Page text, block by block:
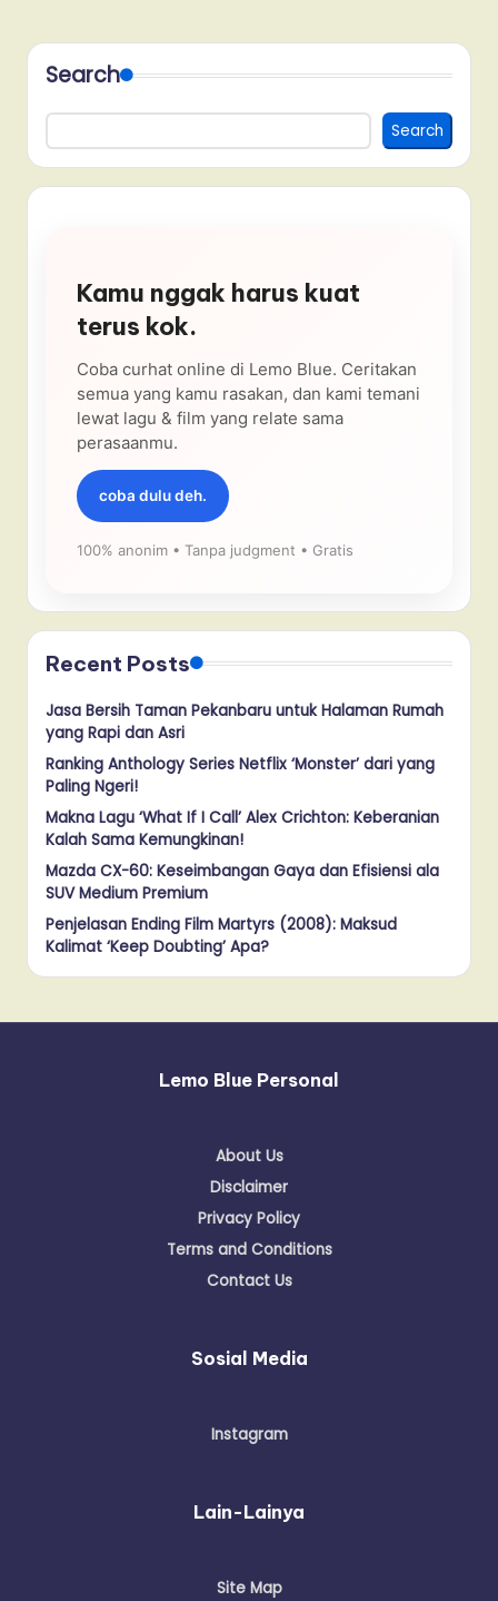
Search
Search
Kamu nggak harus kuat
terus kok.
Coba curhat online di Lemo Blue. Ceritakan
semua yang kamu rasakan, dan kami temani
lewat lagu & film yang relate sama
perasaanmu.
coba dulu deh.
100% anonim • Tanpa judgment • Gratis
Recent Posts
Jasa Bersih Taman Pekanbaru untuk Halaman Rumah
yang Rapi dan Asri
Ranking Anthology Series Netflix ‘Monster’ dari yang
Paling Ngeri!
Makna Lagu ‘What If I Call’ Alex Crichton: Keberanian
Kalah Sama Kemungkinan!
Mazda CX-60: Keseimbangan Gaya dan Efisiensi ala
SUV Medium Premium
Penjelasan Ending Film Martyrs (2008): Maksud
Kalimat ‘Keep Doubting’ Apa?
Lemo Blue Personal
About Us
Disclaimer
Privacy Policy
Terms and Conditions
Contact Us
Sosial Media
Instagram
Lain-Lainya
Site Map